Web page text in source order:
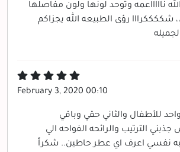
ناااااعمه وتوحد لونها ولون مفاصلها
شككككرااا رؤى الطبيعه الله يجزاكم
February 3, 2020 00:10
واحد للأطفال والثاني حقي وباقي
الترتيب والرائحه الفواحه الي
نفسي اعرف اي عطر حاطين.. شكراً